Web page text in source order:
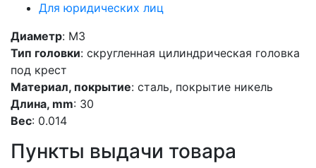
Для юридических лиц
Диаметр: M3
Тип головки: скругленная цилиндрическая головка
под крест
Материал, покрытие: сталь, покрытие никель
Длина, mm: 30
Вес: 0.014
Пункты выдачи товара